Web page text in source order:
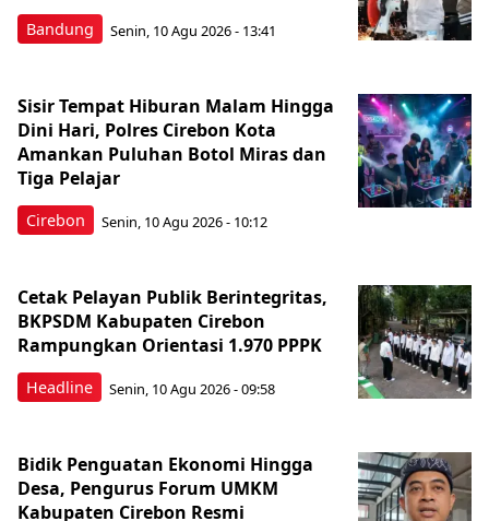
Bandung Senin, 10 Agu 2026 - 13:41
Cirebon
Sisir Tempat Hiburan Malam Hingga
Dini Hari, Polres Cirebon Kota
Amankan Puluhan Botol Miras dan
Tiga Pelajar
Senin, 10 Agu 2026 - 10:12
Headline
Cetak Pelayan Publik Berintegritas,
BKPSDM Kabupaten Cirebon
Rampungkan Orientasi 1.970 PPPK
Senin, 10 Agu 2026 - 09:58
Bidik Penguatan Ekonomi Hingga
Desa, Pengurus Forum UMKM
Kabupaten Cirebon Resmi